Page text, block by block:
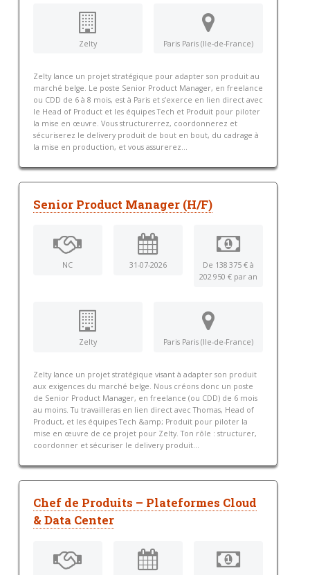
Zelty Paris Paris (Ile-de-France)
Zelty lance un projet stratégique pour adapter son produit au
marché belge. Le poste Senior Product Manager, en freelance
ou CDD de 6 à 8 mois, est à Paris et s’exerce en lien direct avec
le Head of Product et les équipes Tech et Produit pour piloter
la mise en œuvre. Vous structurerrez, coordonnerez et
sécuriserez le delivery produit de bout en bout, du cadrage à
la mise en production, et vous assurerez...
Senior Product Manager (H/F)
NC 31-07-2026
De 138 375 € à
202 950 € par an
Zelty Paris Paris (Ile-de-France)
Zelty lance un projet stratégique visant à adapter son produit
aux exigences du marché belge. Nous créons donc un poste
de Senior Product Manager, en freelance (ou CDD) de 6 mois
au moins. Tu travailleras en lien direct avec Thomas, Head of
Product, et les équipes Tech &amp; Produit pour piloter la
mise en œuvre de ce projet pour Zelty. Ton rôle : structurer,
coordonner et sécuriser le delivery produit...
Chef de Produits – Plateformes Cloud
& Data Center